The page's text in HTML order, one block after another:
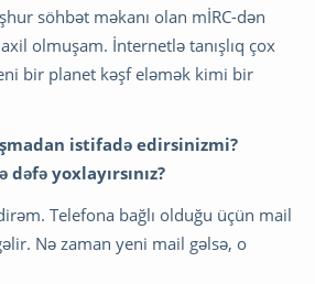
söhbət məkanı olan mİRC-dən
olmuşam. İnternetlə tanışlıq çox
bir planet kəşf eləmək kimi bir
istifadə edirsinizmi?
dəfə yoxlayırsınız?
Telefona bağlı olduğu üçün mail
Nə zaman yeni mail gəlsə, o